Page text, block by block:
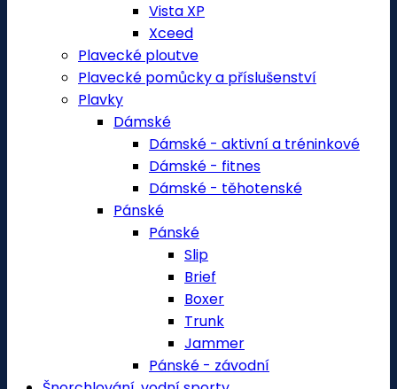
Vista XP
Xceed
Plavecké ploutve
Plavecké pomůcky a příslušenství
Plavky
Dámské
Dámské - aktivní a tréninkové
Dámské - fitnes
Dámské - těhotenské
Pánské
Pánské
Slip
Brief
Boxer
Trunk
Jammer
Pánské - závodní